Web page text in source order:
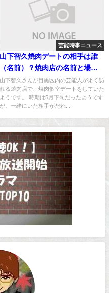
芸能時事ニュース
山下智久焼肉デートの相手は誰
（名前）？焼肉店の名前と場所
はどこ？
山下智久さんが目黒区内の芸能人がよく訪
れる焼肉店で、焼肉個室デートをしていた
ようです。 時期は5月下旬だったようです
が、一緒にいた相手がだれ...